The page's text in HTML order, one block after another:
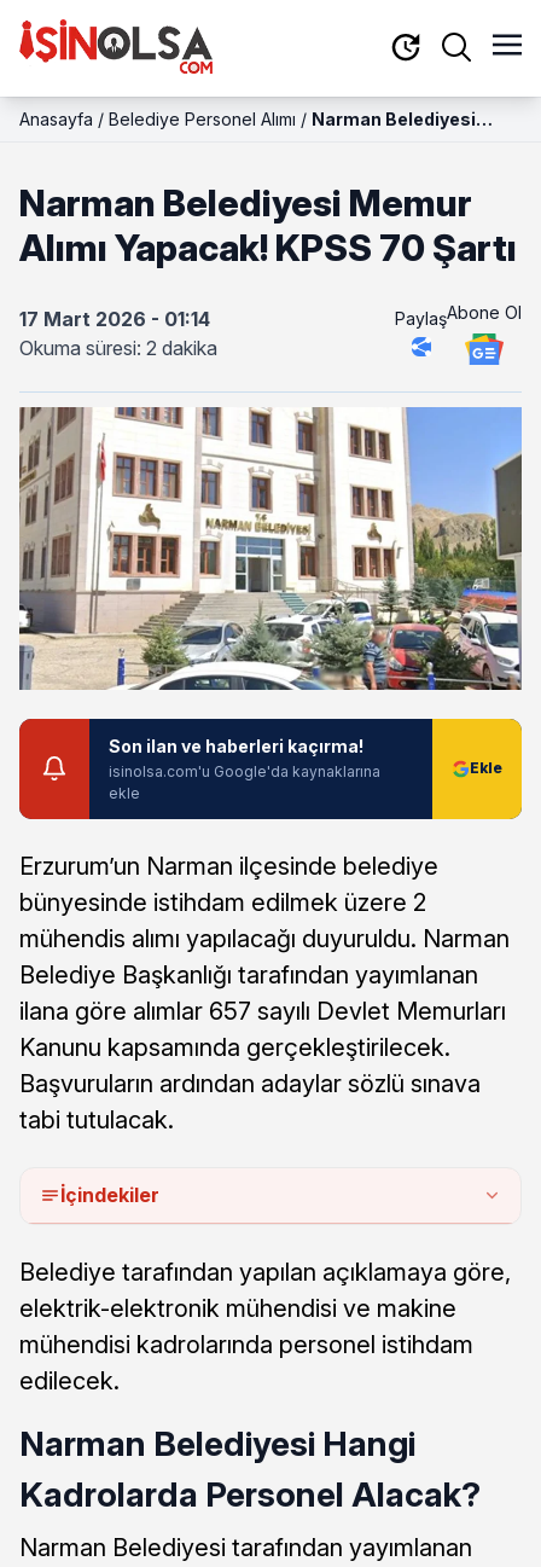
Anasayfa / Belediye Personel Alımı / Narman Belediyesi
Narman Belediyesi Memur
Alımı Yapacak! KPSS 70 Şartı
17 Mart 2026 - 01:14
Okuma süresi: 2 dakika
PaylaşAbone Ol
Son ilan ve haberleri kaçırma!
isinolsa.com'u Google'da kaynaklarına
ekle
Erzurum’un Narman ilçesinde belediye
bünyesinde istihdam edilmek üzere 2
mühendis alımı yapılacağı duyuruldu. Narman
Belediye Başkanlığı tarafından yayımlanan
ilana göre alımlar 657 sayılı Devlet Memurları
Kanunu kapsamında gerçekleştirilecek.
Başvuruların ardından adaylar sözlü sınava
tabi tutulacak.
İçindekiler
Belediye tarafından yapılan açıklamaya göre,
elektrik-elektronik mühendisi ve makine
mühendisi kadrolarında personel istihdam
edilecek.
Narman Belediyesi Hangi
Kadrolarda Personel Alacak?
Narman Belediyesi tarafından yayımlanan